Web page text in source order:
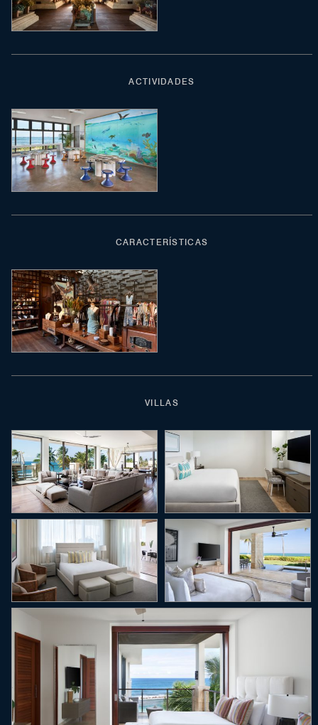
ACTIVIDADES
CARACTERÍSTICAS
VILLAS